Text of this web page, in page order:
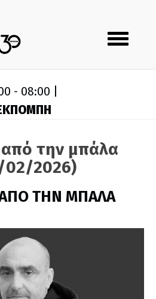
Toggle
navigation
- 08:00 |
την μπάλα
02/2026)
ΤΗΝ ΜΠΑΛΑ